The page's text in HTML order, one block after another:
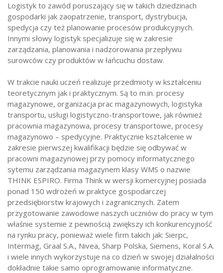
Logistyk to zawód poruszający się w takich dziedzinach
gospodarki jak zaopatrzenie, transport, dystrybucja,
spedycja czy też planowanie procesów produkcyjnych.
Innymi słowy logistyk specjalizuje się w zakresie
zarządzania, planowania i nadzorowania przepływu
surowców czy produktów w łańcuchu dostaw.
W trakcie nauki uczeń realizuje przedmioty w kształceniu
teoretycznym jak i praktycznym. Są to m.in. procesy
magazynowe, organizacja prac magazynowych, logistyka
transportu, usługi logistyczno-transportowe, jak również
pracownia magazynowa, procesy transportowe, procesy
magazynowo – spedycyjne. Praktycznie kształcenie w
zakresie pierwszej kwalifikacji będzie się odbywać w
pracowni magazynowej przy pomocy informatycznego
sytemu zarządzania magazynem klasy WMS o nazwie
THINK ESPIRO. Firma Think w wersji komercyjnej posiada
ponad 150 wdrożeń w praktyce gospodarczej
przedsiębiorstw krajowych i zagranicznych. Zatem
przygotowanie zawodowe naszych uczniów do pracy w tym
właśnie systemie z pewnością zwiększy ich konkurencyjność
na rynku pracy, ponieważ wiele firm takich jak: Sierpc,
Intermag, Graal S.A., Nivea, Sharp Polska, Siemens, Koral S.A.
i wiele innych wykorzystuje na co dzień w swojej działalności
dokładnie takie samo oprogramowanie informatyczne.